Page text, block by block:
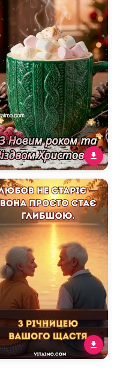
Тепле новорічне
привітання для дідуся із
зеленою кружкою й
різдвяним настроєм